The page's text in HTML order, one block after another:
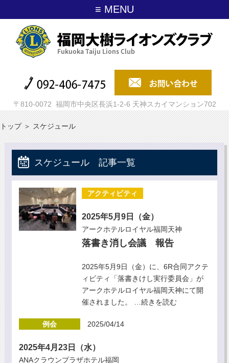
≡ MENU
〒810-0072 福岡市中央区長浜1-2-6 天神スカイマンション702
トップ＞ スケジュール
スケジュール 記事一覧
アクティビティ
2025年5月9日（金）
アークホテルロイヤル福岡天神
落書き消し会議 報告
2025年5月9日（金）に、6R合同アクテ
ィビティ「落書きけし実行委員会」が
アークホテルロイヤル福岡天神にて開
催されました。
…続きを読む
例会 2025/04/14
2025年4月23日（水）
ANAクラウンプラザホテル福岡